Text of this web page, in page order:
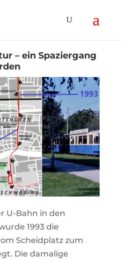
– ein Spaziergang
U-Bahn in den
1993 die
Scheidplatz zum
Die damalige